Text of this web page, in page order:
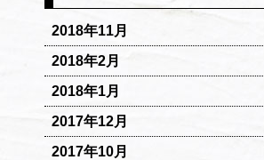
2018年11月
2018年2月
2018年1月
2017年12月
2017年10月